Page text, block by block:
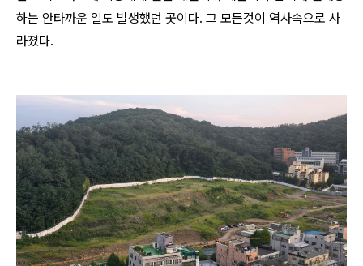
하는 안타까운 일도 발생했던 곳이다. 그 모든것이 역사속으로 사
라졌다.